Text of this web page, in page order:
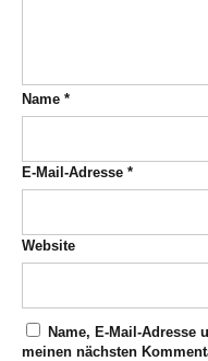
Name *
E-Mail-Adresse *
Website
Name, E-Mail-Adresse
meinen nächsten